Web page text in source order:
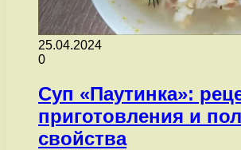
25.04.2024
0
Суп «Паутинка»:
приготовления и
свойства